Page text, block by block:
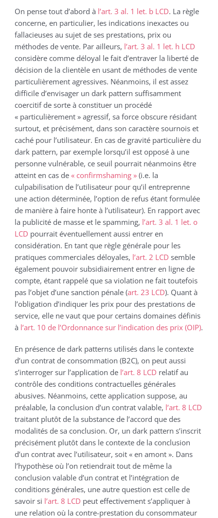
On pense tout d’abord à l’art. 3 al. 1 let. b LCD. La règle
concerne, en particulier, les indications inexactes ou
fallacieuses au sujet de ses prestations, prix ou
méthodes de vente. Par ailleurs, l’art. 3 al. 1 let. h LCD
considère comme déloyal le fait d’entraver la liberté de
décision de la clientèle en usant de méthodes de vente
particulièrement agressives. Néanmoins, il est assez
difficile d’envisager un dark pattern suffisamment
coercitif de sorte à constituer un procédé
« particulièrement » agressif, sa force obscure résidant
surtout, et précisément, dans son caractère sournois et
caché pour l’utilisateur. En cas de gravité particulière du
dark pattern, par exemple lorsqu’il est opposé à une
personne vulnérable, ce seuil pourrait néanmoins être
atteint en cas de « confirmshaming »(i.e. la
culpabilisation de l’utilisateur pour qu’il entreprenne
une action déterminée, l’option de refus étant formulée
de manière à faire honte à l’utilisateur). En rapport avec
la publicité de masse et le spamming, l’art. 3 al. 1 let. o
LCD pourrait éventuellement aussi entrer en
considération. En tant que règle générale pour les
pratiques commerciales déloyales, l’art. 2 LCD semble
également pouvoir subsidiairement entrer en ligne de
compte, étant rappelé que sa violation ne fait toutefois
pas l’objet d’une sanction pénale (art. 23 LCD). Quant à
l’obligation d’indiquer les prix pour des prestations de
service, elle ne vaut que pour certains domaines définis
à l’art. 10 de l’Ordonnance sur l’indication des prix (OIP).
En présence de dark patterns utilisés dans le contexte
d’un contrat de consommation (B2C), on peut aussi
s’interroger sur l’application de l’art. 8 LCD relatif au
contrôle des conditions contractuelles générales
abusives. Néanmoins, cette application suppose, au
préalable, la conclusion d’un contrat valable, l’art. 8 LCD
traitant plutôt de la substance de l’accord que des
modalités de sa conclusion. Or, un dark pattern s’inscrit
précisément plutôt dans le contexte de la conclusion
d’un contrat avec l’utilisateur, soit « en amont ». Dans
l’hypothèse où l’on retiendrait tout de même la
conclusion valable d’un contrat et l’intégration de
conditions générales, une autre question est celle de
savoir si l’art. 8 LCD peut effectivement s’appliquer à
une relation où la contre-prestation du consommateur